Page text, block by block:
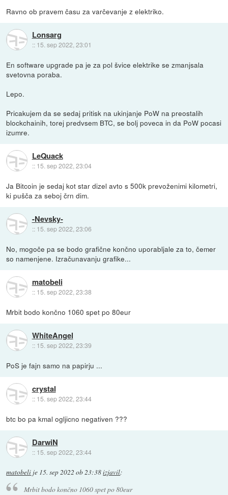
Ravno ob pravem času za varčevanje z elektriko.
Lonsarg
:: 15. sep 2022, 23:01
En software upgrade pa je za pol švice elektrike se zmanjsala
svetovna poraba.
Lepo.
Pricakujem da se sedaj pritisk na ukinjanje PoW na preostalih
blockchainih, torej predvsem BTC, se bolj poveca in da PoW pocasi
izumre.
LeQuack
:: 15. sep 2022, 23:04
Ja Bitcoin je sedaj kot star dizel avto s 500k prevoženimi kilometri,
ki pušča za seboj črn dim.
-Nevsky-
:: 15. sep 2022, 23:06
No, mogoče pa se bodo grafične končno uporabljale za to, čemer
so namenjene. Izračunavanju grafike...
matobeli
:: 15. sep 2022, 23:38
Mrbit bodo končno 1060 spet po 80eur
WhiteAngel
:: 15. sep 2022, 23:39
PoS je fajn samo na papirju ...
crystal
:: 15. sep 2022, 23:44
btc bo pa kmal ogljicno negativen ???
DarwiN
:: 15. sep 2022, 23:44
matobeli je 15. sep 2022 ob 23:38izjavil:
Mrbit bodo končno 1060 spet po 80eur